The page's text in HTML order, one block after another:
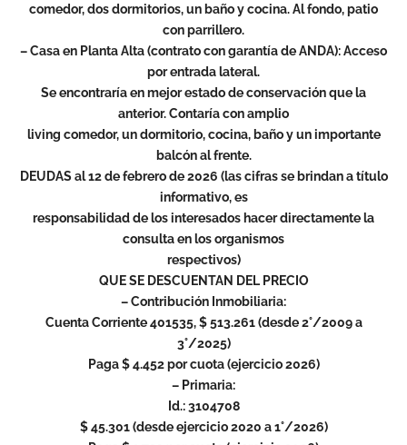
comedor, dos dormitorios, un baño y cocina. Al fondo, patio
con parrillero.
– Casa en Planta Alta (contrato con garantía de ANDA): Acceso
por entrada lateral.
Se encontraría en mejor estado de conservación que la
anterior. Contaría con amplio
living comedor, un dormitorio, cocina, baño y un importante
balcón al frente.
DEUDAS al 12 de febrero de 2026 (las cifras se brindan a título
informativo, es
responsabilidad de los interesados hacer directamente la
consulta en los organismos
respectivos)
QUE SE DESCUENTAN DEL PRECIO
– Contribución Inmobiliaria:
Cuenta Corriente 401535, $ 513.261 (desde 2°/2009 a
3°/2025)
Paga $ 4.452 por cuota (ejercicio 2026)
– Primaria:
Id.: 3104708
$ 45.301 (desde ejercicio 2020 a 1°/2026)